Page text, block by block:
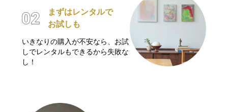
まずはレンタルで
お試しも
いきなりの購入が不安なら、お試
しでレンタルもできるから失敗な
し！